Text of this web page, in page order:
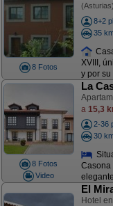
8 Fotos
(Asturias)
8+2
35
XVIII,
y por su
8 Fotos
Video
La
a 15,3
2-36
30
El
Hotel en